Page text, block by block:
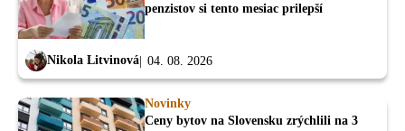
penzistov si tento mesiac prilepší
Nikola Litvinová 04. 08. 2026
Novinky
Ceny bytov na Slovensku zrýchlili na 3